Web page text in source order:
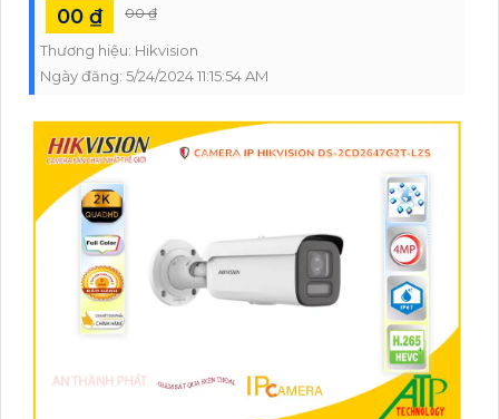
00 ₫ 00 ₫
Thương hiệu: Hikvision
Ngày đăng: 5/24/2024 11:15:54 AM